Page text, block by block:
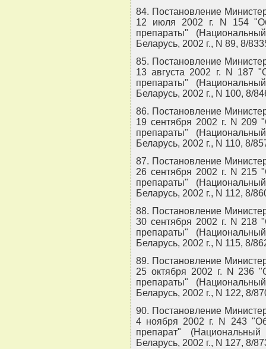
84. Постановление
12 июля 2002 г. N 154
препараты"
Беларусь, 2002 г., N 89, 8/
85. Постановление
13 августа 2002 г. N 187
препараты"
Беларусь, 2002 г., N 100, 8/
86. Постановление
19 сентября 2002 г. N 209
препараты"
Беларусь, 2002 г., N 110, 8/
87. Постановление
26 сентября 2002 г. N 215
препараты"
Беларусь, 2002 г., N 112, 8/
88. Постановление
30 сентября 2002 г. N 218
препараты"
Беларусь, 2002 г., N 115, 8/
89. Постановление
25 октября 2002 г. N 236
препараты"
Беларусь, 2002 г., N 122, 8/
90. Постановление
4 ноября 2002 г. N 243
препарат"
Беларусь, 2002 г., N 127, 8/